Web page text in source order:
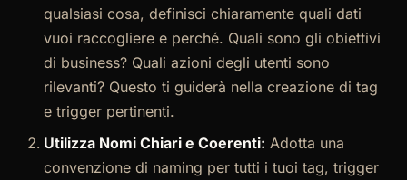
qualsiasi cosa, definisci chiaramente quali dati
vuoi raccogliere e perché. Quali sono gli obiettivi
di business? Quali azioni degli utenti sono
rilevanti? Questo ti guiderà nella creazione di tag
e trigger pertinenti.
Utilizza Nomi Chiari e Coerenti: Adotta una
convenzione di naming per tutti i tuoi tag, trigger